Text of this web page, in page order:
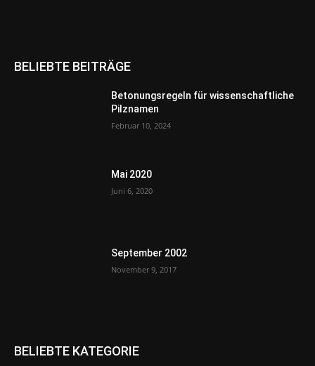
BELIEBTE BEITRÄGE
Betonungsregeln für wissenschaftliche
Pilznamen
Februar 10, 2024
Mai 2020
Juni 6, 2020
September 2002
November 9, 2017
BELIEBTE KATEGORIE